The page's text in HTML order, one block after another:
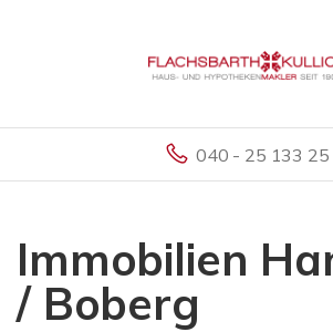
040 - 25 133 25
Immobilien
/ Boberg